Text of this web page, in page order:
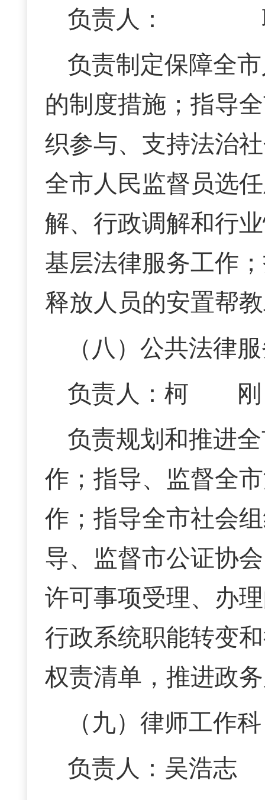
负责人： 联系
负责制定保障全
的制度措施；指导
织参与、支持法治
全市人民监督员选
解、行政调解和行
基层法律服务工作
释放人员的安置帮
（八）公共法律
负责人：柯 刚
负责规划和推进
作；指导、监督全
作；指导全市社会
导、监督市公证协
许可事项受理、办
行政系统职能转变
权责清单，推进政
（九）律师工作
负责人：吴浩志